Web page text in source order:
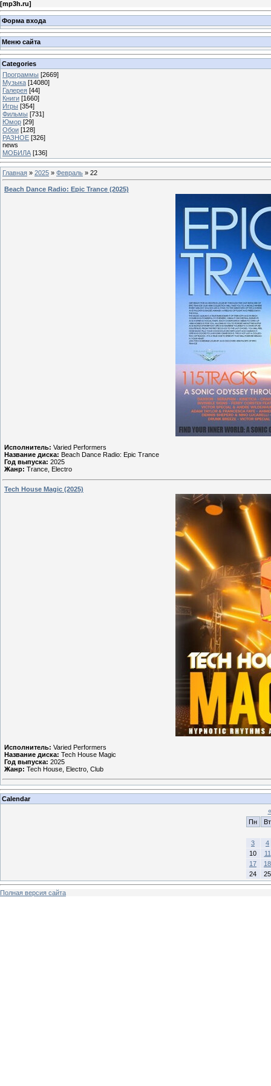
[mp3h.ru]
Форма входа
Меню сайта
Categories
Программы [2669]
Музыка [14080]
Галерея [44]
Книги [1660]
Игры [354]
Фильмы [731]
Юмор [29]
Обои [128]
РАЗНОЕ [326]
news
МОБИЛА [136]
Главная » 2025 » Февраль » 22
Beach Dance Radio: Epic Trance (2025)
Исполнитель: Varied Performers
Название диска: Beach Dance Radio: Epic Trance
Год выпуска: 2025
Жанр: Trance, Electro
Tech House Magic (2025)
Исполнитель: Varied Performers
Название диска: Tech House Magic
Год выпуска: 2025
Жанр: Tech House, Electro, Club
Calendar
«
Пн
Вт
3
4
10
11
17
18
24
25
Полная версия сайта